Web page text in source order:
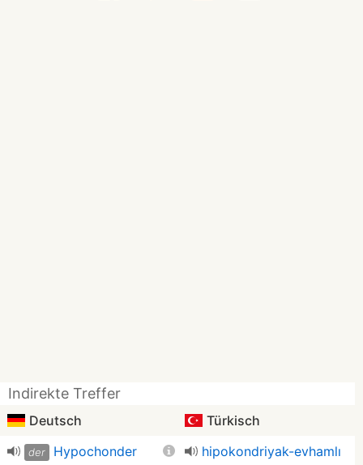
Indirekte Treffer
Deutsch Türkisch
der Hypochonder hipokondriyak-evhamlı